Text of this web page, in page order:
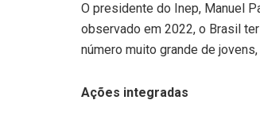
O presidente do Inep, Manuel
observado em 2022, o Brasil
número muito grande de
Ações integradas